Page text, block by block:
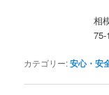
相
75-
カテゴリー:安心・安